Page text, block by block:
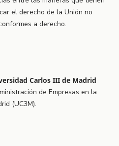
el derecho de la Unión no
a derecho.
Carlos III de Madrid
de Empresas en la
(UC3M).